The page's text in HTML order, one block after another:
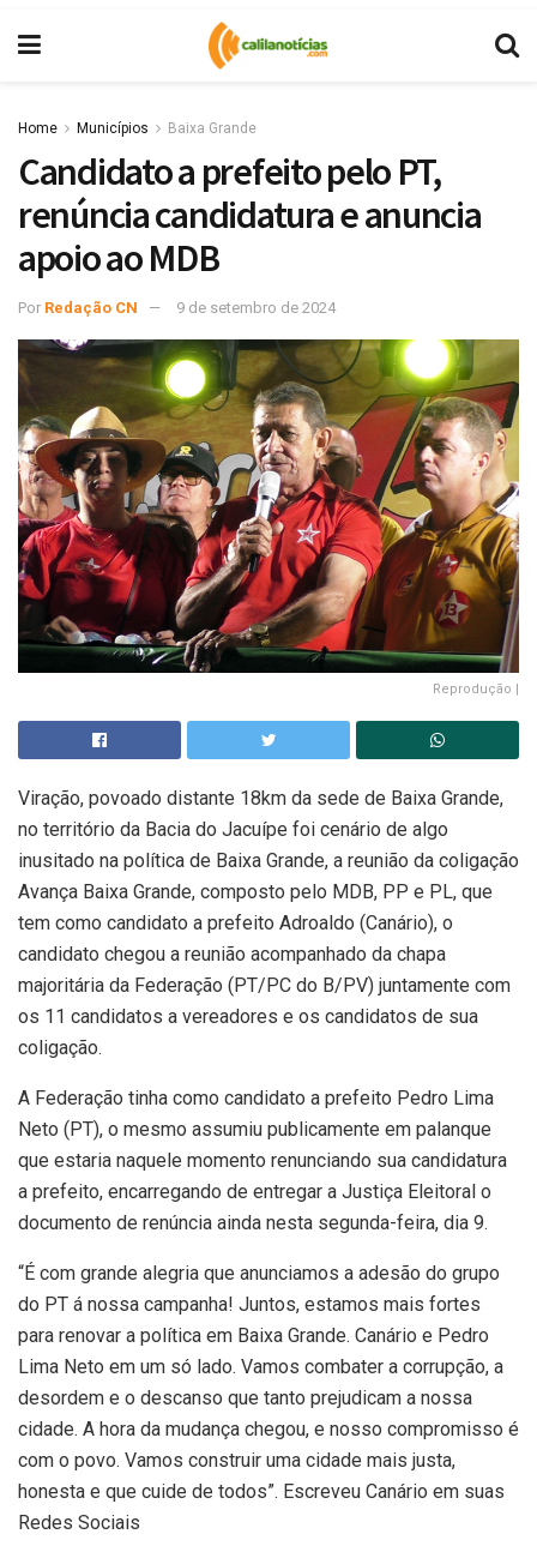
Home Municípios Baixa Grande
Candidato a prefeito pelo PT,
renúncia candidatura e anuncia
apoio ao MDB
Por Redação CN 9 de setembro de 2024
Reprodução |
Viração, povoado distante 18km da sede de Baixa Grande,
no território da Bacia do Jacuípe foi cenário de algo
inusitado na política de Baixa Grande, a reunião da coligação
Avança Baixa Grande, composto pelo MDB, PP e PL, que
tem como candidato a prefeito Adroaldo (Canário), o
candidato chegou a reunião acompanhado da chapa
majoritária da Federação (PT/PC do B/PV) juntamente com
os 11 candidatos a vereadores e os candidatos de sua
coligação.
A Federação tinha como candidato a prefeito Pedro Lima
Neto (PT), o mesmo assumiu publicamente em palanque
que estaria naquele momento renunciando sua candidatura
a prefeito, encarregando de entregar a Justiça Eleitoral o
documento de renúncia ainda nesta segunda-feira, dia 9.
“É com grande alegria que anunciamos a adesão do grupo
do PT á nossa campanha! Juntos, estamos mais fortes
para renovar a política em Baixa Grande. Canário e Pedro
Lima Neto em um só lado. Vamos combater a corrupção, a
desordem e o descanso que tanto prejudicam a nossa
cidade. A hora da mudança chegou, e nosso compromisso é
com o povo. Vamos construir uma cidade mais justa,
honesta e que cuide de todos”. Escreveu Canário em suas
Redes Sociais